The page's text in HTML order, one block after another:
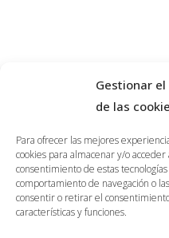
Gestionar
de las
Para ofrecer las mejores
cookies para almacenar y/o
consentimiento de estas
comportamiento de navegación o
consentir o retirar el
características y funciones.
656323488
BLOG
RESERVAR